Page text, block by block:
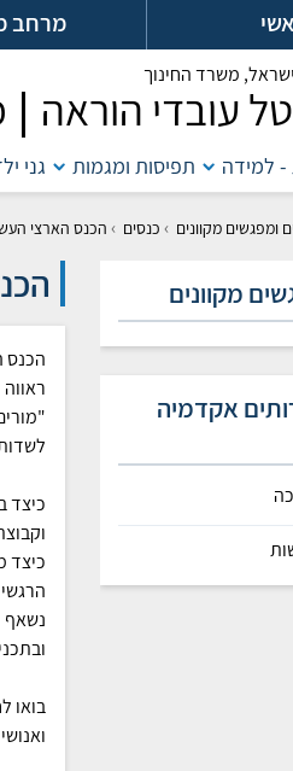
מרחב
משרד החינוך
עובדי הוראה
- למידה תפיסות ומגמות גני
ומפגשים מקוונים › כנסים › ​הכנס הארצי
הכנס
כיצד
כיצד
נשאף
בואו
מקוונים
אקדמיה